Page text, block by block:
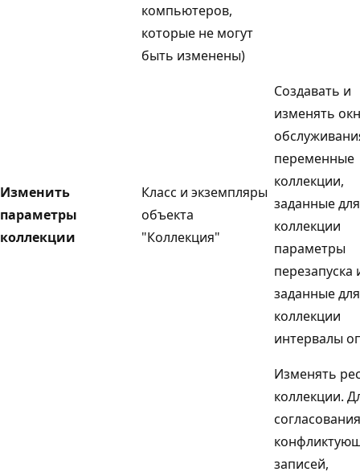
компьютеров,
которые не могут
быть изменены)
Изменить
параметры
коллекции
Класс и экземпляры
объекта
"Коллекция"
Создавать и
изменять
переменные
коллекции,
заданные для
коллекции
параметры
перезапуска
заданные для
коллекции
интервалы
Изменять
коллекции.
согласования
записей,